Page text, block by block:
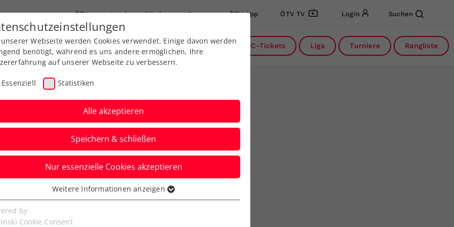
ÖTV Landesverbände News ÖTV App ÖTV TV Login Suchen
Ausbildung Services Über uns FAQ DC-Tickets Liga Turniere Rangliste
Montemar: Neumayer
Webseite werden Cookies verwendet. Einige davon werden
benötigt, während es uns andere ermöglichen, Ihre
auf unserer Webseite zu verbessern.
Essenziell Statistiken
Alle akzeptieren
Speichern & schließen
Nur essenzielle Cookies akzeptieren
Cookies werden für grundlegende Funktionen der
benötigt. Dadurch ist gewährleistet, dass die Webseite
Weitere Informationen anzeigen
by
Cookie Consent